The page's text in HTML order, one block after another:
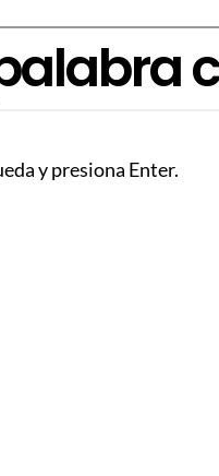
y presiona Enter.